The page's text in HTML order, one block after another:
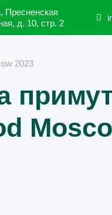
Пресненская
д. 10, стр. 2
2023